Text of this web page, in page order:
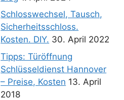
Schlosswechsel, Tausch,
Sicherheitsschloss.
Kosten. DIY. 30. April 2022
Tipps: Türöffnung
Schlüsseldienst Hannover
– Preise, Kosten 13. April
2018